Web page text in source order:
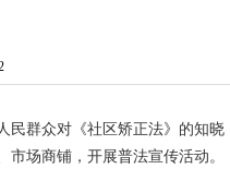
民群众对《社区矫正法》的知晓
场商铺，开展普法宣传活动。